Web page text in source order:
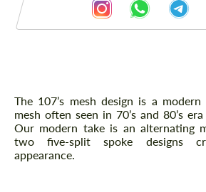
Descripción
The 107’s mesh design is a
mesh often seen in 70’s and 80’s
Our modern take is an alternating
two five-split spoke designs
appearance.